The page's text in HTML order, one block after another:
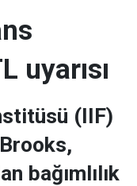
uyarısı
(IIF)
bağımlılık